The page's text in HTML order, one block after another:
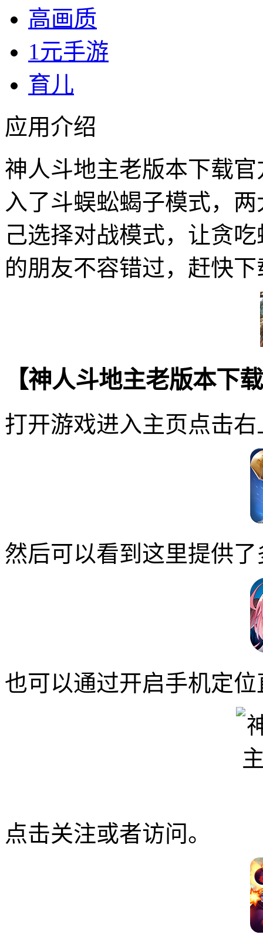
高画质
1元手游
育儿
应用介绍
神人斗地主老版本下载
入了斗蜈蚣蝎子模式，
己选择对战模式，让贪
的朋友不容错过，赶快
【神人斗地主老版本下
打开游戏进入主页点击
然后可以看到这里提供
也可以通过开启手机定
点击关注或者访问。